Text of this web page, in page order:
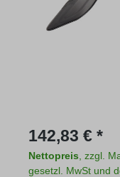
Regulärer Preis:
142,83 € *
Nettopreis , zzgl.
gesetzl. MwSt und